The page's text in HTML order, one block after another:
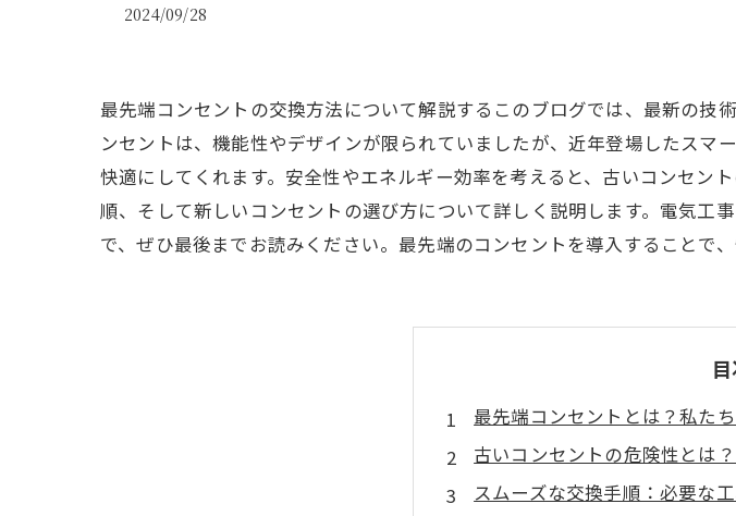
2024/09/28
最先端コンセントの交換方法について解説するこのブログでは、最新の技
ンセントは、機能性やデザインが限られていましたが、近年登場したス
快適にしてくれます。安全性やエネルギー効率を考えると、古いコンセン
順、そして新しいコンセントの選び方について詳しく説明します。電気工
で、ぜひ最後までお読みください。最先端のコンセントを導入することで
最先端コンセントとは？私た
古いコンセントの危険性とは
スムーズな交換手順：必要な